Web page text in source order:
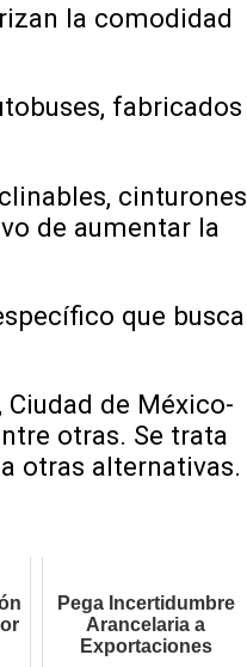
la comodidad
fabricados
cinturones
de aumentar la
que busca
de México-
otras. Se trata
otras alternativas.
Pega Incertidumbre
Arancelaria a
Exportaciones